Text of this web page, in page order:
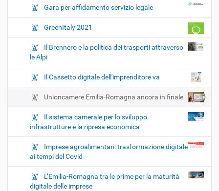
Gara per affidamento servizio legale
GreenItaly 2021
Il Brennero e la politica dei trasporti attraverso
le Alpi
Il Cassetto digitale dell'imprenditore va
Unioncamere Emilia-Romagna ancora in finale
Il sistema camerale per lo sviluppo
infrastrutture e la ripresa economica
Imprese agroalimentari: trasformazione digitale
ai tempi del Covid
L’Emilia-Romagna tra le prime per la maturità
digitale delle imprese